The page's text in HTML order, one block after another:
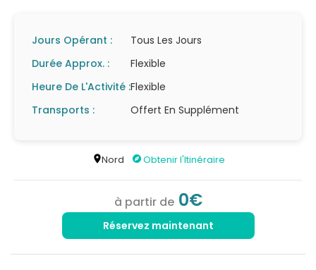
Jours Opérant :
Tous Les Jours
Durée Approx. :
Flexible
Heure De L'Activité :Flexible
Transports :
Offert En Supplément
Nord Obtenir l'Itinéraire
à partir de 0€
Réservez maintenant